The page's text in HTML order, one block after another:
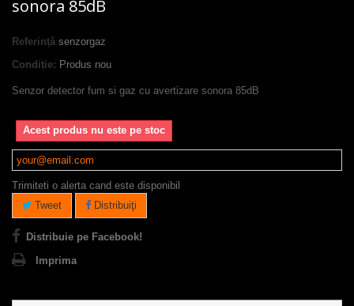
sonora 85dB
Referință senzorgaz
Condiție: Produs nou
Senzor detector fum si gaz cu avertizare sonora 85dB
Acest produs nu este pe stoc
Trimiteti o alerta cand este disponibil
Tweet
Distribuiţi
Distribuie pe Facebook!
Imprima